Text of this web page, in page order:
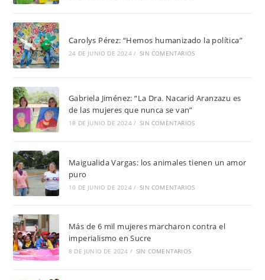
Carolys Pérez: “Hemos humanizado la política”
24 DE JUNIO DE 2024 / SIN COMENTARIOS
Gabriela Jiménez: “La Dra. Nacarid Aranzazu es
de las mujeres que nunca se van”
18 DE JUNIO DE 2024 / SIN COMENTARIOS
Maigualida Vargas: los animales tienen un amor
puro
10 DE JUNIO DE 2024 / SIN COMENTARIOS
Más de 6 mil mujeres marcharon contra el
imperialismo en Sucre
8 DE JUNIO DE 2024 / SIN COMENTARIOS